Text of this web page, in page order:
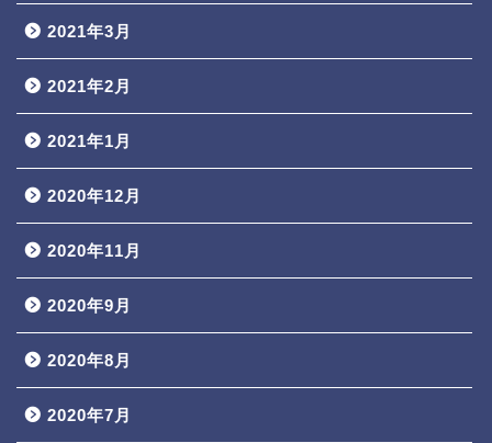
2021年3月
2021年2月
2021年1月
2020年12月
2020年11月
2020年9月
2020年8月
2020年7月